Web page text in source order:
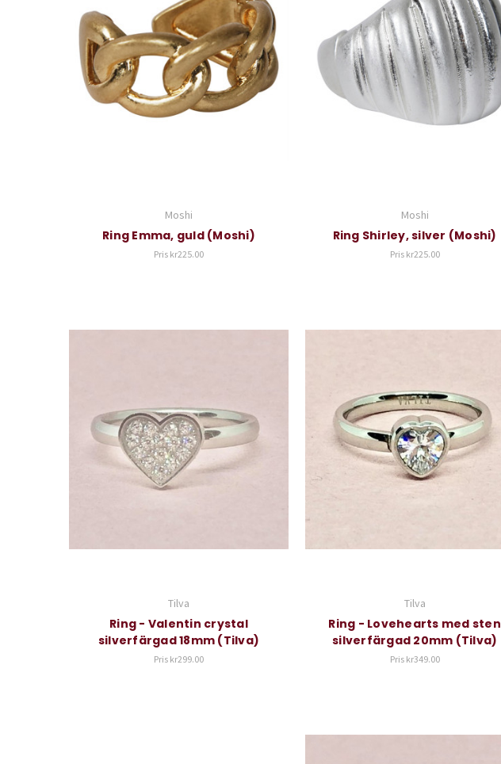
Moshi
Ring Emma, guld (Moshi)
Pris kr225.00
Moshi
Ring Shirley, silver (Moshi)
Pris kr225.00
Tilva
Ring - Valentin crystal
silverfärgad 18mm (Tilva)
Pris kr299.00
Tilva
Ring - Lovehearts med sten
silverfärgad 20mm (Tilva)
Pris kr349.00